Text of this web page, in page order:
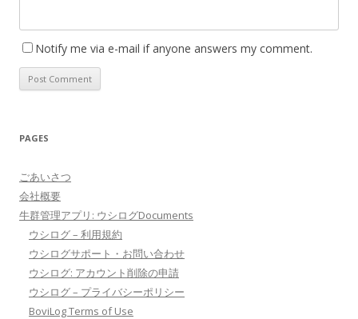
Notify me via e-mail if anyone answers my comment.
PAGES
ごあいさつ
会社概要
牛群管理アプリ: ウシログDocuments
ウシログ – 利用規約
ウシログサポート・お問い合わせ
ウシログ: アカウント削除の申請
ウシログ – プライバシーポリシー
BoviLog Terms of Use